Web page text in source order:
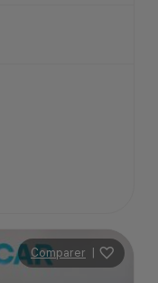
Comparer |